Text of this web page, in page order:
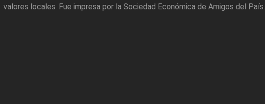
valores locales. Fue impresa por la Sociedad Económica de Amigos del País.